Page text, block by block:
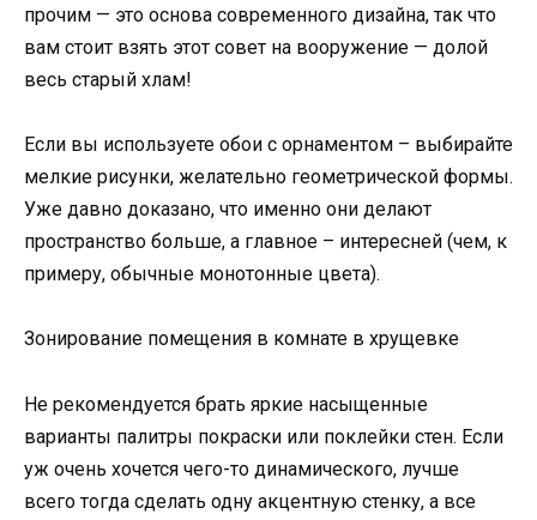
прочим — это основа современного дизайна, так что
вам стоит взять этот совет на вооружение — долой
весь старый хлам!
Если вы используете обои с орнаментом – выбирайте
мелкие рисунки, желательно геометрической формы.
Уже давно доказано, что именно они делают
пространство больше, а главное – интересней (чем, к
примеру, обычные монотонные цвета).
Зонирование помещения в комнате в хрущевке
Не рекомендуется брать яркие насыщенные
варианты палитры покраски или поклейки стен. Если
уж очень хочется чего-то динамического, лучше
всего тогда сделать одну акцентную стенку, а все